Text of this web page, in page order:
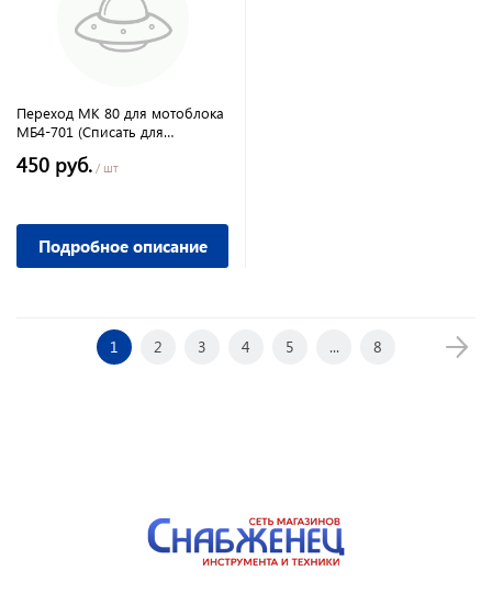
Переход МК 80 для мотоблока
МБ4-701 (Списать для
450 руб. / шт
Подробное описание
1 2 3 4 5 ... 8